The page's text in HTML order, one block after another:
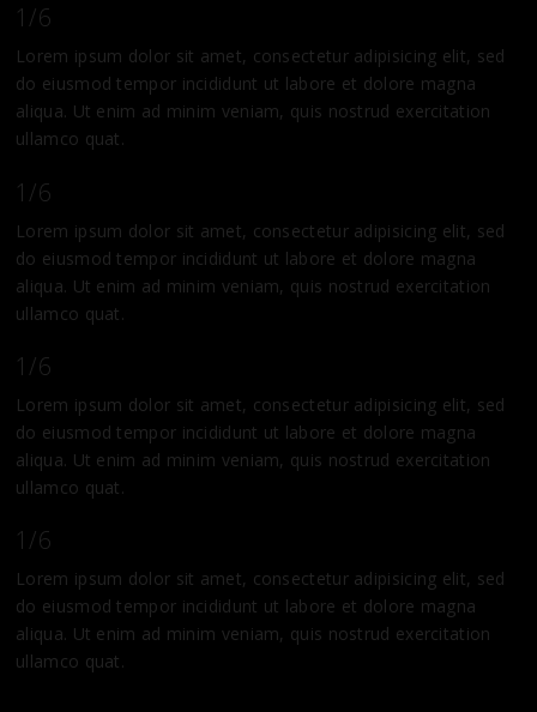
1/6
Lorem ipsum dolor sit amet, consectetur adipisicing elit, sed
do eiusmod tempor incididunt ut labore et dolore magna
aliqua. Ut enim ad minim veniam, quis nostrud exercitation
ullamco quat.
1/6
Lorem ipsum dolor sit amet, consectetur adipisicing elit, sed
do eiusmod tempor incididunt ut labore et dolore magna
aliqua. Ut enim ad minim veniam, quis nostrud exercitation
ullamco quat.
1/6
Lorem ipsum dolor sit amet, consectetur adipisicing elit, sed
do eiusmod tempor incididunt ut labore et dolore magna
aliqua. Ut enim ad minim veniam, quis nostrud exercitation
ullamco quat.
1/6
Lorem ipsum dolor sit amet, consectetur adipisicing elit, sed
do eiusmod tempor incididunt ut labore et dolore magna
aliqua. Ut enim ad minim veniam, quis nostrud exercitation
ullamco quat.